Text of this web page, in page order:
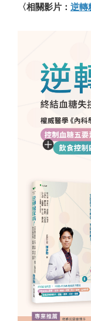
〈相關影片： 逆轉